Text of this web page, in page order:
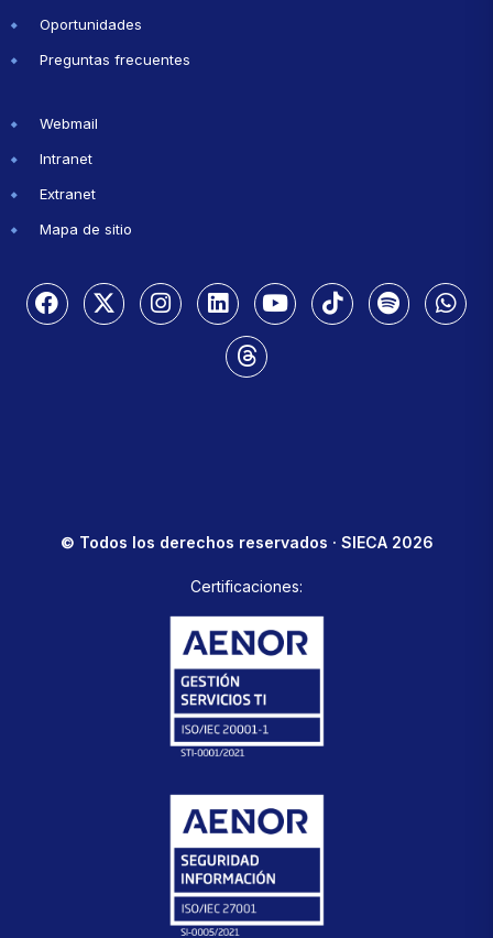
Oportunidades
Preguntas frecuentes
Webmail
Intranet
Extranet
Mapa de sitio
© Todos los derechos reservados · SIECA 2026
Certificaciones: